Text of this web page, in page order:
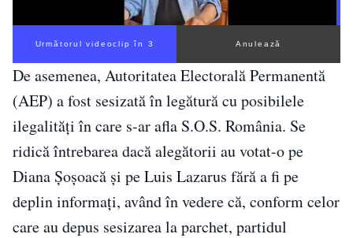
Următorul videoclip în 2 Anulează
De asemenea, Autoritatea Electorală Permanentă
(AEP) a fost sesizată în legătură cu posibilele
ilegalități în care s-ar afla S.O.S. România. Se
ridică întrebarea dacă alegătorii au votat-o pe
Diana Șoșoacă și pe Luis Lazarus fără a fi pe
deplin informați, având în vedere că, conform celor
care au depus sesizarea la parchet, partidul